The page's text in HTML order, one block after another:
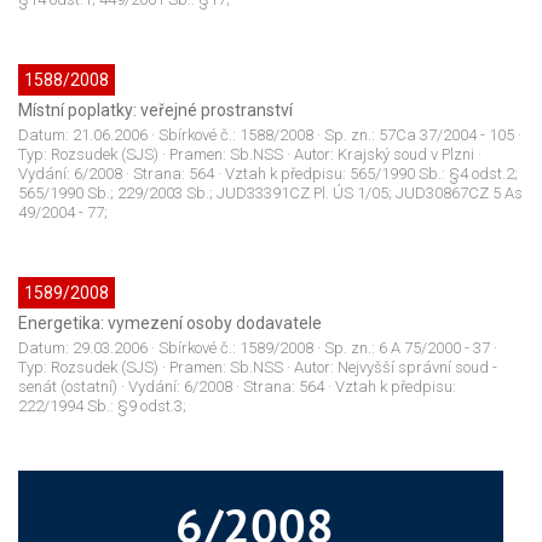
1588/2008
Místní poplatky: veřejné prostranství
Datum: 21.06.2006 · Sbírkové č.: 1588/2008 · Sp. zn.: 57Ca 37/2004 - 105 ·
Typ: Rozsudek (SJS) · Pramen: Sb.NSS · Autor: Krajský soud v Plzni ·
Vydání: 6/2008 · Strana: 564· Vztah k předpisu: 565/1990 Sb.: §4 odst.2;
565/1990 Sb.; 229/2003 Sb.; JUD33391CZ Pl. ÚS 1/05; JUD30867CZ 5 As
49/2004 - 77;
1589/2008
Energetika: vymezení osoby dodavatele
Datum: 29.03.2006 · Sbírkové č.: 1589/2008 · Sp. zn.: 6 A 75/2000 - 37 ·
Typ: Rozsudek (SJS) · Pramen: Sb.NSS · Autor: Nejvyšší správní soud -
senát (ostatní) · Vydání: 6/2008 · Strana: 564· Vztah k předpisu:
222/1994 Sb.: §9 odst.3;